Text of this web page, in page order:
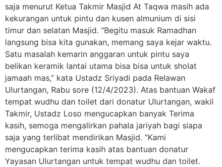
saja menurut Ketua Takmir Masjid At Taqwa masih ada
kekurangan untuk pintu dan kusen almunium di sisi
timur dan selatan Masjid. “Begitu masuk Ramadhan
langsung bisa kita gunakan, memang saya kejar waktu.
Satu masalah kemarin anggaran untuk pintu saya
belikan keramik lantai utama bisa bisa untuk sholat
jamaah mas,” kata Ustadz Sriyadi pada Relawan
Ulurtangan, Rabu sore (12/4/2023). Atas bantuan Wakaf
tempat wudhu dan toilet dari donatur Ulurtangan, wakil
Takmir, Ustadz Loso mengucapkan banyak Terima
kasih, semoga mengalirkan pahala jariyah bagi siapa
saja yang terlibat mendirikan Masjid. “Kami
mengucapkan terima kasih atas bantuan donatur
Yayasan Ulurtangan untuk tempat wudhu dan toilet.